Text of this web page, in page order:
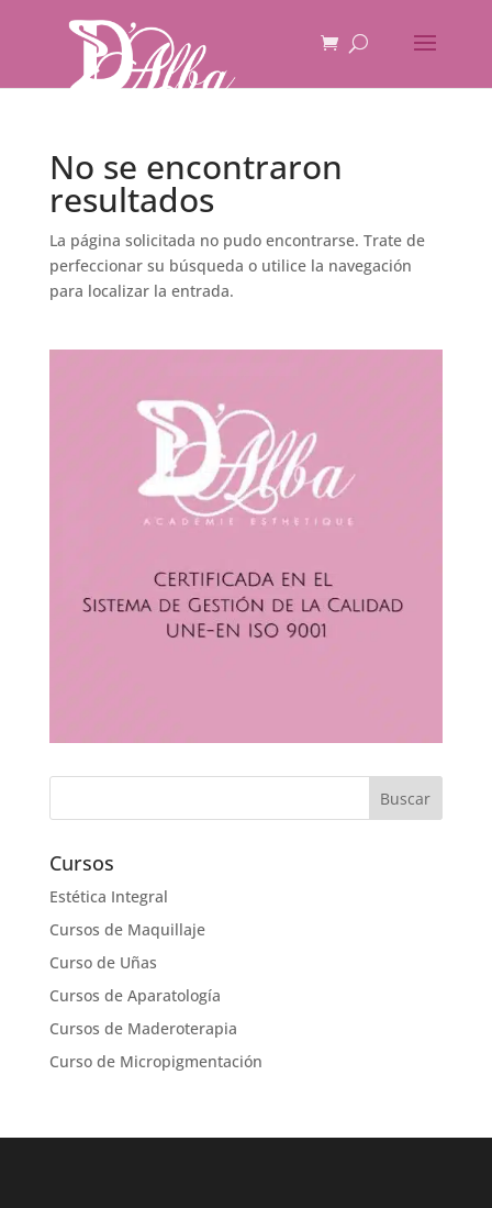
No se encontraron
resultados
La página solicitada no pudo encontrarse. Trate de
perfeccionar su búsqueda o utilice la navegación
para localizar la entrada.
Cursos
Estética Integral
Cursos de Maquillaje
Curso de Uñas
Cursos de Aparatología
Cursos de Maderoterapia
Curso de Micropigmentación